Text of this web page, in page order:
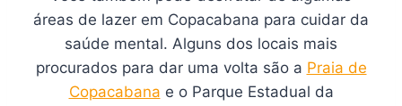
áreas de lazer em Copacabana para cuidar da
saúde mental. Alguns dos locais mais
procurados para dar uma volta são a Praia de
Copacabana e o Parque Estadual da